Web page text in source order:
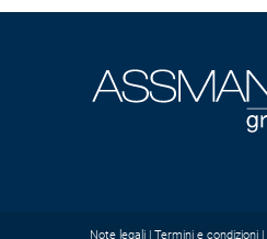
Note legali Termini e condizioni